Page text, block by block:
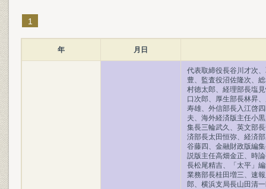
1
年 月日
代表取締役長谷川才次
豊、監査役沼佐隆次、
村徳太郎、経理部長塩
口次郎、厚生部長林昇
寿雄、外信部長入江啓
夫、海外経済版主任小
集長三輪武久、英文部
済部長太田恒弥、経済
谷藤四、金融財政版編
説版主任高畑金正、時
長松尾精吉、「太平」
業務部長桂田増三、速
郎、横浜支局長山田清